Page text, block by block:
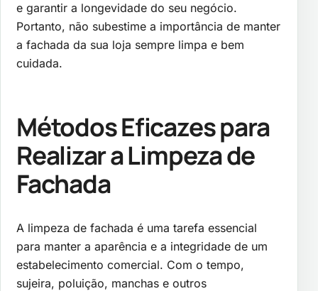
e garantir a longevidade do seu negócio.
Portanto, não subestime a importância de manter
a fachada da sua loja sempre limpa e bem
cuidada.
Métodos Eficazes para
Realizar a Limpeza de
Fachada
A limpeza de fachada é uma tarefa essencial
para manter a aparência e a integridade de um
estabelecimento comercial. Com o tempo,
sujeira, poluição, manchas e outros